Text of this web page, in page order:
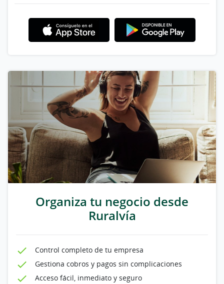
Organiza tu negocio desde
Ruralvía
Control completo de tu empresa
Gestiona cobros y pagos sin complicaciones
Acceso fácil, inmediato y seguro